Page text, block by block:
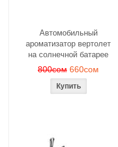
Автомобильный
ароматизатор вертолет
на солнечной батарее
800сом 660сом